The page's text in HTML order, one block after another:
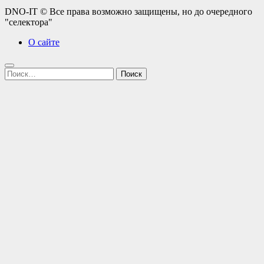
DNO-IT © Все права возможно защищены, но до очередного
"селектора"
О сайте
Найти: